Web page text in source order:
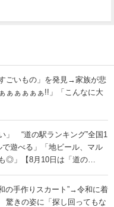
ごいもの」を発見→家族が悲
ぁぁぁぁぁ!!」「こんなに大
」 “道の駅ランキング”全国1
遊べる」「地ビール、マル
◎」【8月10日は「道の
の手作りスカート”→令和に着
きの姿に「探し回ってもな